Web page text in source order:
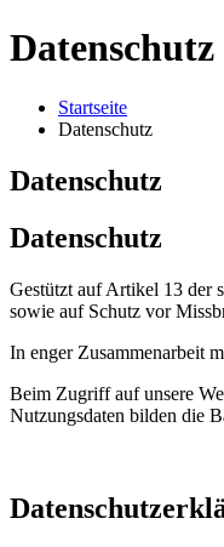
Datenschutz
Startseite
Datenschutz
Datenschutz
Datenschutz
Gestützt auf Artikel 13 der
sowie auf Schutz vor
In enger Zusammenarbeit
Beim Zugriff auf unsere
Nutzungsdaten bilden die